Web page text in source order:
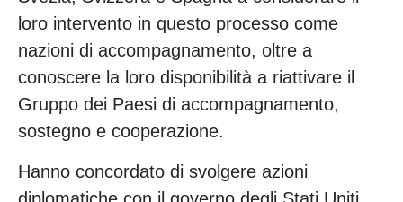
loro intervento in questo processo come
nazioni di accompagnamento, oltre a
conoscere la loro disponibilità a riattivare il
Gruppo dei Paesi di accompagnamento,
sostegno e cooperazione.
Hanno concordato di svolgere azioni
diplomatiche con il governo degli Stati Uniti,